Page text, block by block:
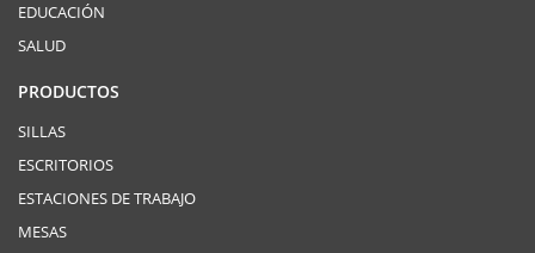
EDUCACIÓN
SALUD
PRODUCTOS
SILLAS
ESCRITORIOS
ESTACIONES DE TRABAJO
MESAS